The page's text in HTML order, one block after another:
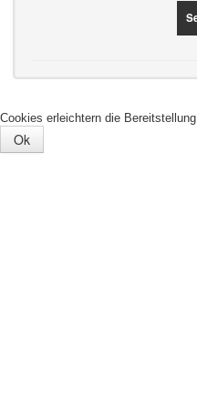
Cookies erleichtern die
Ok